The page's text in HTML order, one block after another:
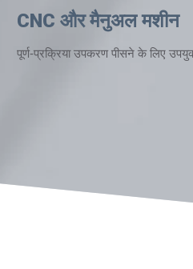
CNC और मैनुअल मशीन
पूर्ण-प्रक्रिया उपकरण पीसने के लिए